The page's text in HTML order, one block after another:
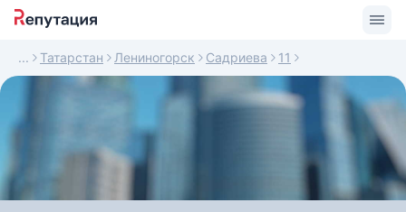
Татарстан Лениногорск Садриева 11